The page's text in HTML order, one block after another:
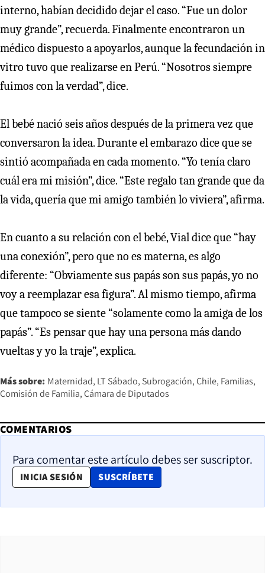
interno, habían decidido dejar el caso. “Fue un dolor
muy grande”, recuerda. Finalmente encontraron un
médico dispuesto a apoyarlos, aunque la fecundación in
vitro tuvo que realizarse en Perú. “Nosotros siempre
fuimos con la verdad”, dice.
El bebé nació seis años después de la primera vez que
conversaron la idea. Durante el embarazo dice que se
sintió acompañada en cada momento. “Yo tenía claro
cuál era mi misión”, dice. “Este regalo tan grande que da
la vida, quería que mi amigo también lo viviera”, afirma.
En cuanto a su relación con el bebé, Vial dice que “hay
una conexión”, pero que no es materna, es algo
diferente: “Obviamente sus papás son sus papás, yo no
voy a reemplazar esa figura”. Al mismo tiempo, afirma
que tampoco se siente “solamente como la amiga de los
papás”. “Es pensar que hay una persona más dando
vueltas y yo la traje”, explica.
Más sobre: Maternidad LT Sábado Subrogación Chile Familias
Comisión de Familia Cámara de Diputados
COMENTARIOS
Para comentar este artículo debes ser suscriptor.
INICIA SESIÓN SUSCRÍBETE
OPENS IN NEW WINDOW